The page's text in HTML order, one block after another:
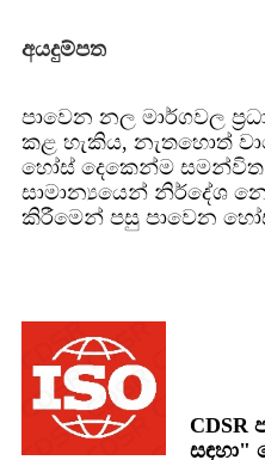
අයදුම්පත
පාවෙන නල මාර්ගවල
කළ හැකිය, නැතහොත්
හෝස් දෙකෙන්ම සමන්විත
සාමාන්‍යයෙන් නිර්දේශ
කිරීමෙන් පසු පාවෙන
සඳහා"